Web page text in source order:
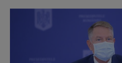
CONCURSURI